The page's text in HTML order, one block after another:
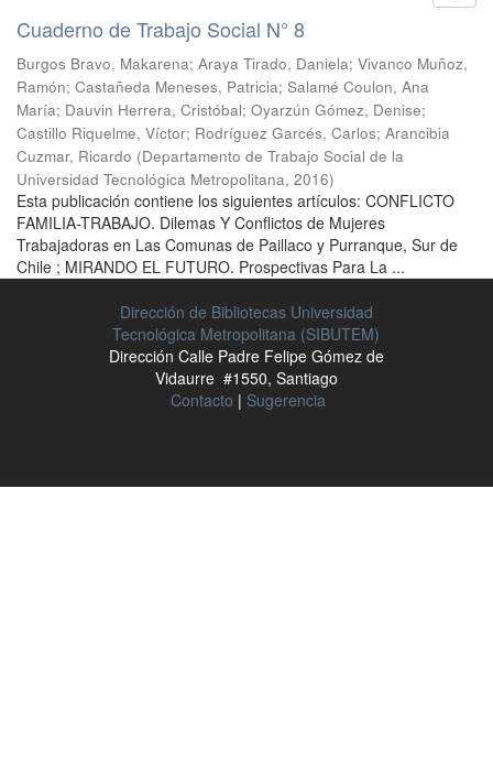
Cuaderno de Trabajo Social N° 8
Burgos Bravo, Makarena; Araya Tirado, Daniela; Vivanco Muñoz,
Ramón; Castañeda Meneses, Patricia; Salamé Coulon, Ana
María; Dauvin Herrera, Cristóbal; Oyarzún Gómez, Denise;
Castillo Riquelme, Víctor; Rodríguez Garcés, Carlos; Arancibia
Cuzmar, Ricardo (Departamento de Trabajo Social de la
Universidad Tecnológica Metropolitana, 2016)
Esta publicación contiene los siguientes artículos: CONFLICTO
FAMILIA-TRABAJO. Dilemas Y Conflictos de Mujeres
Trabajadoras en Las Comunas de Paillaco y Purranque, Sur de
Chile ; MIRANDO EL FUTURO. Prospectivas Para La ...
Dirección de Bibliotecas Universidad
Tecnológica Metropolitana (SIBUTEM)
Dirección Calle Padre Felipe Gómez de
Vidaurre #1550, Santiago
Contacto | Sugerencia